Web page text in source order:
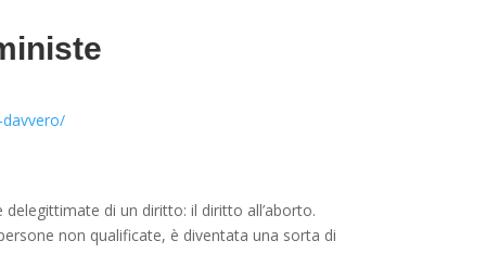
di un diritto: il diritto all’aborto.
non qualificate, è diventata una sorta di